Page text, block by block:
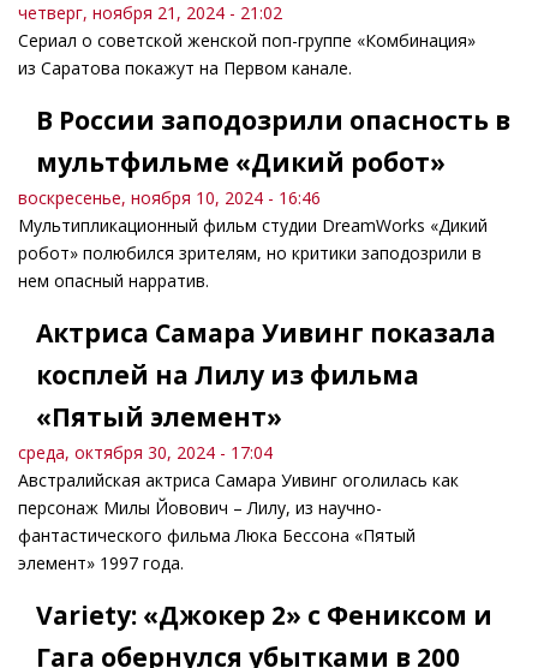
четверг, ноября 21, 2024 - 21:02
Сериал о советской женской поп-группе «Комбинация»
из Саратова покажут на Первом канале.
В России заподозрили опасность в
мультфильме «Дикий робот»
воскресенье, ноября 10, 2024 - 16:46
Мультипликационный фильм студии DreamWorks «Дикий
робот» полюбился зрителям, но критики заподозрили в
нем опасный нарратив.
Актриса Самара Уивинг показала
косплей на Лилу из фильма
«Пятый элемент»
среда, октября 30, 2024 - 17:04
Австралийская актриса Самара Уивинг оголилась как
персонаж Милы Йовович – Лилу, из научно-
фантастического фильма Люка Бессона «Пятый
элемент» 1997 года.
Variety: «Джокер 2» с Фениксом и
Гага обернулся убытками в 200